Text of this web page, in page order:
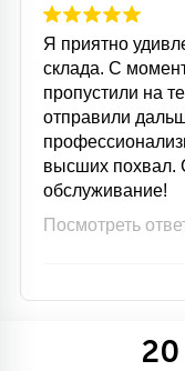
Я приятно
склада. С
пропустили на
отправили
высших похвал.
обслуживание!
Посмотреть